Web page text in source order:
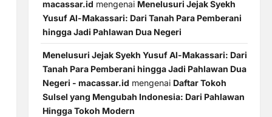
macassar.id mengenai Menelusuri Jejak Syekh
Yusuf Al-Makassari: Dari Tanah Para Pemberani
hingga Jadi Pahlawan Dua Negeri
Menelusuri Jejak Syekh Yusuf Al-Makassari: Dari
Tanah Para Pemberani hingga Jadi Pahlawan Dua
Negeri - macassar.id mengenai Daftar Tokoh
Sulsel yang Mengubah Indonesia: Dari Pahlawan
Hingga Tokoh Modern